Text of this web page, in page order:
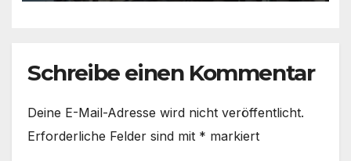
Schreibe einen Kommentar
Deine E-Mail-Adresse wird nicht veröffentlicht.
Erforderliche Felder sind mit * markiert